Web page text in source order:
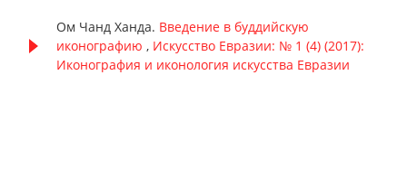
Ом Чанд Ханда. Введение в буддийскую
иконографию , Искусство Евразии: № 1 (4) (2017):
Иконография и иконология искусства Евразии